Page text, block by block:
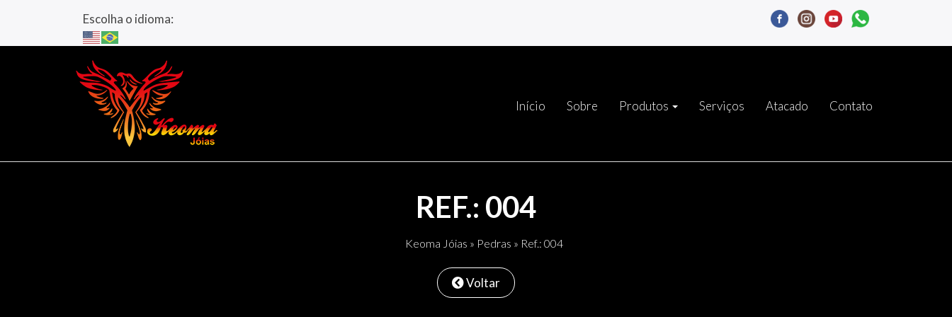
Escolha o idioma:
Início Sobre Produtos Serviços Atacado Contato
REF.: 004
Keoma Jóias » Pedras » Ref.: 004
Voltar